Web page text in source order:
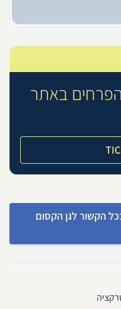
הפרחים באתר
הקשור לגן הקסום